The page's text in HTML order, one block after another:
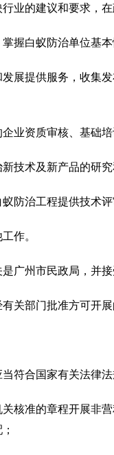
业的建议和要求，
掌握白蚁防治单位基
发展提供服务，收集
企业资质审核、基础
技术及新产品的研究
防治工程提供技术评
作。
是广州市民政局，并
关部门批准方可开
符合国家有关法律法
关核准的章程开展非